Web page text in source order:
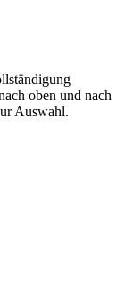
oben und nach
Auswahl.